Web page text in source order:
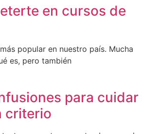
en cursos de
popular en nuestro país. Mucha
es, pero también
para cuidar
criterio